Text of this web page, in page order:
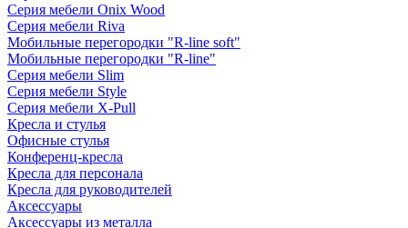
Серия мебели Onix Wood
Серия мебели Riva
Мобильные перегородки "R-line soft"
Мобильные перегородки "R-line"
Серия мебели Slim
Серия мебели Style
Серия мебели X-Pull
Кресла и стулья
Офисные стулья
Конференц-кресла
Кресла для персонала
Кресла для руководителей
Аксессуары
Аксессуары из металла